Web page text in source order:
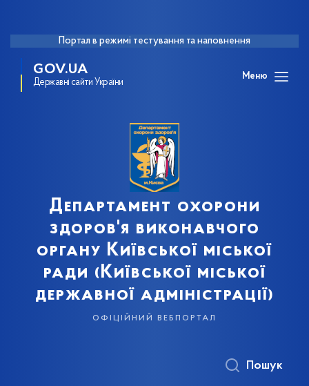
Портал в режимі тестування та наповнення
GOV.UA
Державні сайти України
Меню
Департамент охорони
здоров'я виконавчого
органу Київської міської
ради (Київської міської
державної адміністрації)
офіційний вебпортал
Пошук